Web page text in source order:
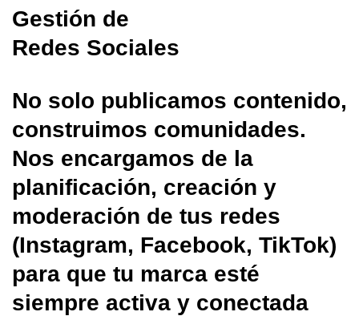
Gestión de
Redes Sociales
No solo publicamos contenido,
construimos comunidades.
Nos encargamos de la
planificación, creación y
moderación de tus redes
(Instagram, Facebook, TikTok)
para que tu marca esté
siempre activa y conectada